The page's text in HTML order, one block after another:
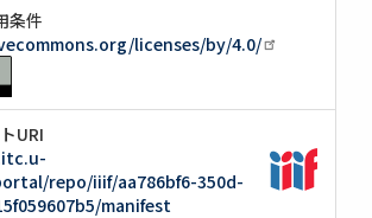
条件
licenses/by/4.0/
URI
repo/iiif/aa786bf6-350d-
manifest